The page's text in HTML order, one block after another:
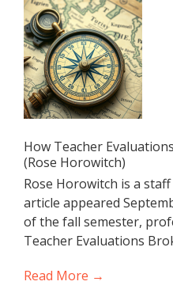
How Teacher
(Rose Horowitch)
Rose Horowitch is a
article appeared
of the fall semester,
Teacher Evaluations
Read More →